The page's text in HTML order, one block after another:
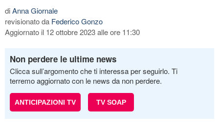
diAnna Giornale
revisionato da Federico Gonzo
Aggiornato il 12 ottobre 2023 alle ore 11:30
Non perdere le ultime news
Clicca sull’argomento che ti interessa per seguirlo. Ti
terremo aggiornato con le news da non perdere.
ANTICIPAZIONI TV TV SOAP